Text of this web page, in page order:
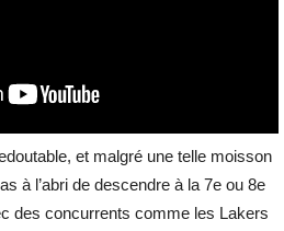
et malgré une telle moisson
à l’abri de descendre à la 7e ou 8e
des concurrents comme les Lakers